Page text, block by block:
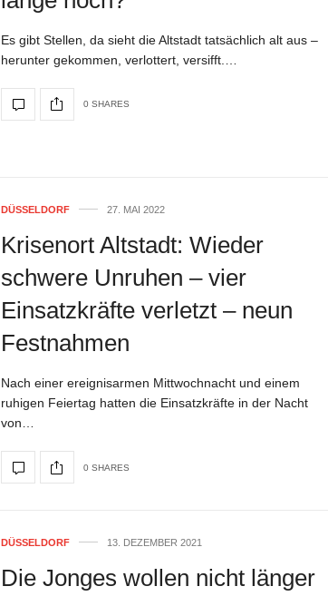
Es gibt Stellen, da sieht die Altstadt tatsächlich alt aus –
herunter gekommen, verlottert, versifft.…
0 SHARES
DÜSSELDORF 27. MAI 2022
Krisenort Altstadt: Wieder
schwere Unruhen – vier
Einsatzkräfte verletzt – neun
Festnahmen
Nach einer ereignisarmen Mittwochnacht und einem
ruhigen Feiertag hatten die Einsatzkräfte in der Nacht
von…
0 SHARES
DÜSSELDORF 13. DEZEMBER 2021
Die Jonges wollen nicht länger